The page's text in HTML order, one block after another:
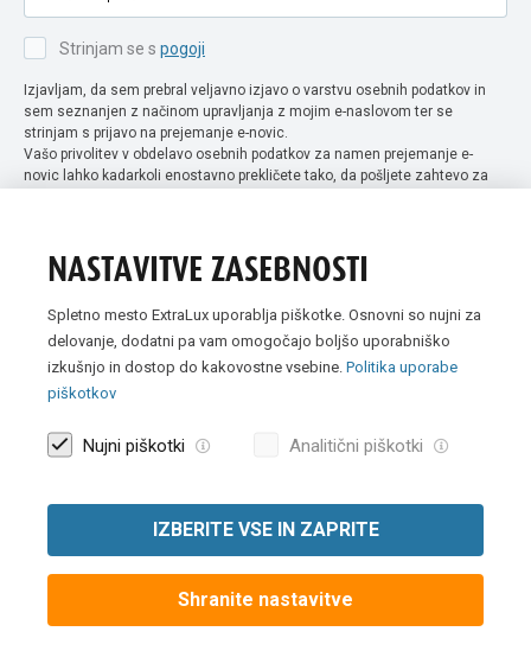
Strinjam se s pogoji
Izjavljam, da sem prebral veljavno izjavo o varstvu osebnih podatkov in
sem seznanjen z načinom upravljanja z mojim e-naslovom ter se
strinjam s prijavo na prejemanje e-novic.
Vašo privolitev v obdelavo osebnih podatkov za namen prejemanje e-
novic lahko kadarkoli enostavno prekličete tako, da pošljete zahtevo za
Vse slike so simbolične. Vse cene v spletni trgovini Extra Lux so
prikazane brez DDV-ja.
© 2007 -2026 Extra Lux d.o.o. Vse pravice pridržane |
Politika uporabe
NASTAVITVE ZASEBNOSTI
Spletno mesto ExtraLux uporablja piškotke. Osnovni so nujni za
delovanje, dodatni pa vam omogočajo boljšo uporabniško
izkušnjo in dostop do kakovostne vsebine. Politika uporabe
piškotkov
Nujni piškotki Analitični piškotki
IZBERITE VSE IN ZAPRITE
Shranite nastavitve